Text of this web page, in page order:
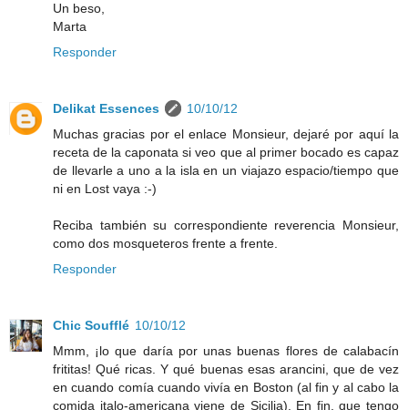
Un beso,
Marta
Responder
Delikat Essences
10/10/12
Muchas gracias por el enlace Monsieur, dejaré por aquí la
receta de la caponata si veo que al primer bocado es capaz
de llevarle a uno a la isla en un viajazo espacio/tiempo que
ni en Lost vaya :-)
Reciba también su correspondiente reverencia Monsieur,
como dos mosqueteros frente a frente.
Responder
Chic Soufflé 10/10/12
Mmm, ¡lo que daría por unas buenas flores de calabacín
frititas! Qué ricas. Y qué buenas esas arancini, que de vez
en cuando comía cuando vivía en Boston (al fin y al cabo la
comida italo-americana viene de Sicilia). En fin, que tengo